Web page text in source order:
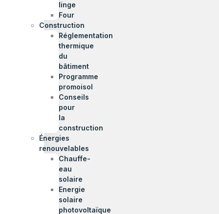
linge
Four
Construction
Réglementation
thermique
du
bâtiment
Programme
promoisol
Conseils
pour
la
construction
Énergies
renouvelables
Chauffe-
eau
solaire
Energie
solaire
photovoltaïque